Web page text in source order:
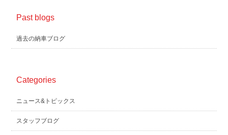
Past blogs
過去の納車ブログ
Categories
ニュース&トピックス
スタッフブログ